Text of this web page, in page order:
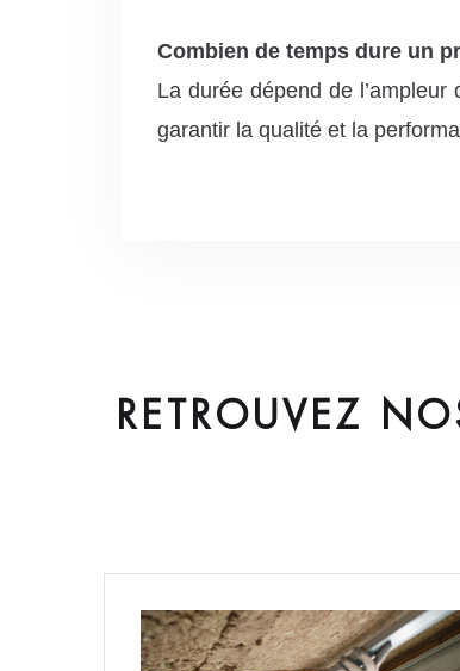
Combien de temps dure un
La durée dépend de
garantir la qualité et la
RETROUVEZ